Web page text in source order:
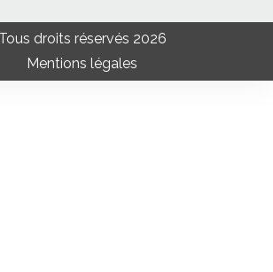
droits réservés 2026
Mentions légales